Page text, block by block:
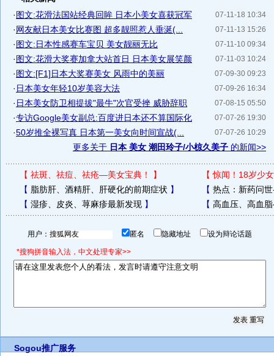
07-11-18 10:34
·图文:花滑法国站经典回眸 日本小美女喜获冠军
07-11-13 15:26
·网友献日本美女比赛图 超多靓照惹人垂涎(...
07-11-10 09:34
·图文:日本性感赛车宝贝 美女靓丽无比
07-11-03 10:24
·图文:花滑大奖赛加拿大站首日 日本美女展笑颜
07-09-30 09:23
·图文:[F1]日本大奖赛美女 风雨中的美丽
07-09-26 16:34
· 日本美女年轻10岁美容大法
07-08-15 05:50
· 日本美女防卫相提拔"最牛"次官受挫 威胁辞职
07-07-26 19:30
·专访Google美女副总:百度进日本还不算国际化
07-07-26 10:29
·50岁推全裸写真 日本第一美女向时间宣战(...
更多关于 日本 美女 潮田玲子/小椋久美子 的新闻>>
【 祛斑、祛痘、祛疮—美女宝典！ 】 【惊闻！18岁少
【 脂肪肝、酒精肝、肝硬化的前期症状 】 【 热点：新药问
【 湿疹、皮炎、荨麻疹最新发现】 【 高血压、高血
用户： 匿名 隐藏地址 设为辩论话题
*搜狗拼音输入法，中文处理专家>>
Sogou推广服务